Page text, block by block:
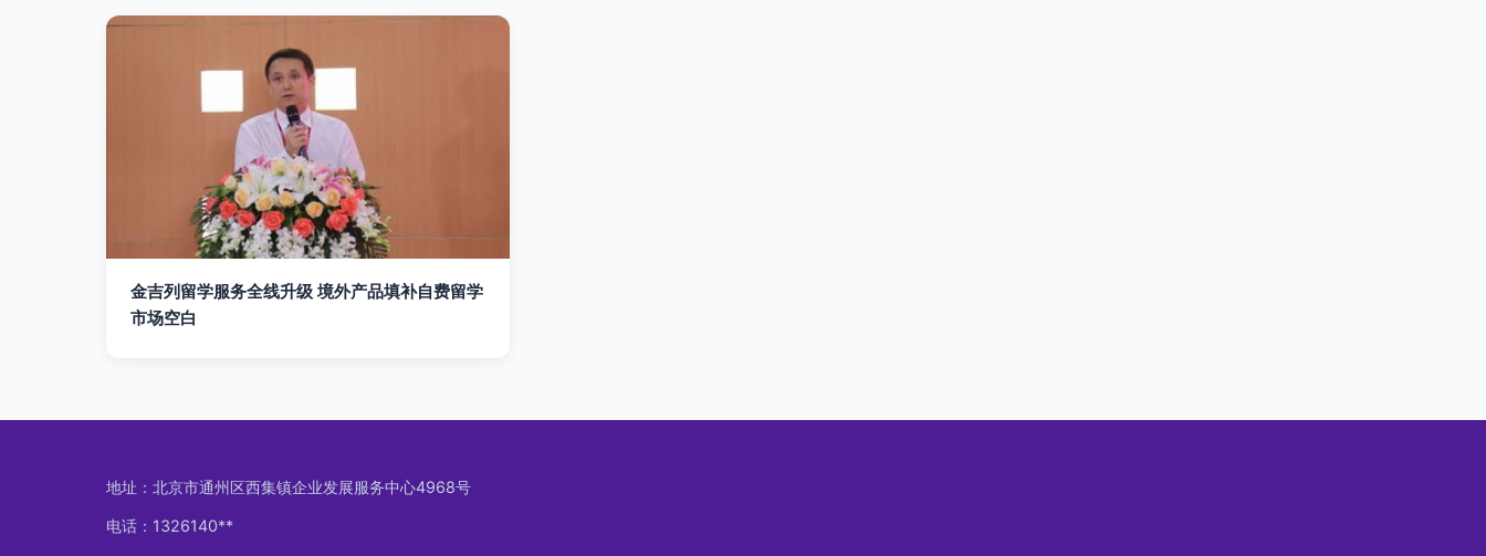
金吉列留学服务全线升级 境外产品填补自费留学
市场空白
地址：北京市通州区西集镇企业发展服务中心4968号
电话：1326140**